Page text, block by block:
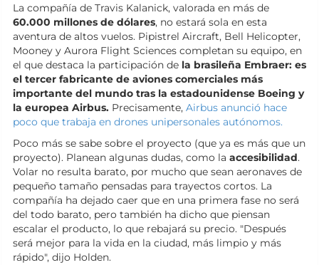
La compañía de Travis Kalanick, valorada en más de
60.000 millones de dólares, no estará sola en esta
aventura de altos vuelos. Pipistrel Aircraft, Bell Helicopter,
Mooney y Aurora Flight Sciences completan su equipo, en
el que destaca la participación de la brasileña Embraer: es
el tercer fabricante de aviones comerciales más
importante del mundo tras la estadounidense Boeing y
la europea Airbus. Precisamente, Airbus anunció hace
poco que trabaja en drones unipersonales autónomos.
Poco más se sabe sobre el proyecto (que ya es más que un
proyecto). Planean algunas dudas, como la accesibilidad.
Volar no resulta barato, por mucho que sean aeronaves de
pequeño tamaño pensadas para trayectos cortos. La
compañía ha dejado caer que en una primera fase no será
del todo barato, pero también ha dicho que piensan
escalar el producto, lo que rebajará su precio. "Después
será mejor para la vida en la ciudad, más limpio y más
rápido", dijo Holden.